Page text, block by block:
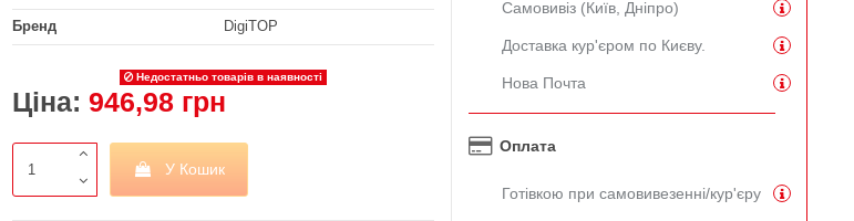
Бренд DigiTOP
Недостатньо товарів в наявності
Ціна: 946,98 грн
У Кошик
Самовивіз (Київ, Дніпро)
Доставка кур'єром по Києву.
Нова Почта
Оплата
Готівкою при самовивезенні/кур'єру